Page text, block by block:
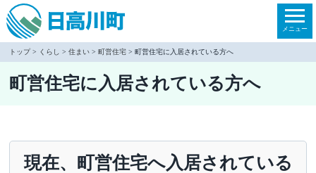
本
文
動
メニュー
トップ> くらし >住まい >町営住宅 > 町営住宅に入居されている方へ
町営住宅に入居されている方へ
現在、町営住宅へ入居されている